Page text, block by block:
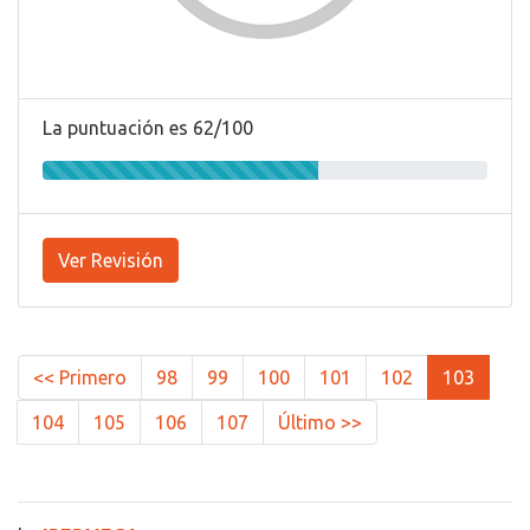
La puntuación es 62/100
Ver Revisión
<< Primero 98 99 100 101 102 103
104 105 106 107 Último >>